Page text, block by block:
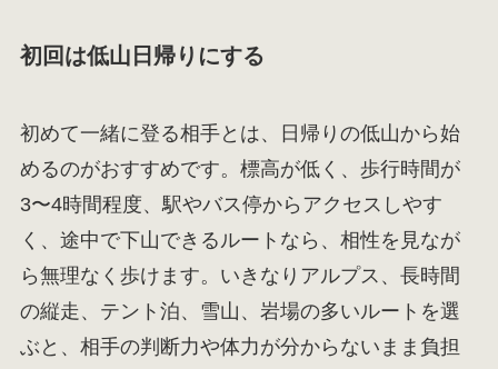
初回は低山日帰りにする
初めて一緒に登る相手とは、日帰りの低山から始
めるのがおすすめです。標高が低く、歩行時間が
3〜4時間程度、駅やバス停からアクセスしやす
く、途中で下山できるルートなら、相性を見なが
ら無理なく歩けます。いきなりアルプス、長時間
の縦走、テント泊、雪山、岩場の多いルートを選
ぶと、相手の判断力や体力が分からないまま負担